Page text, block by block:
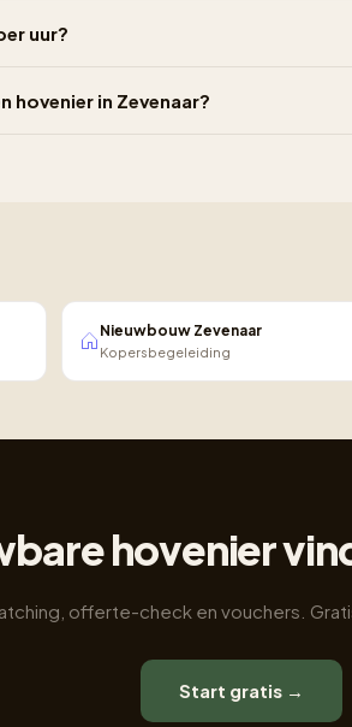
uur?
hovenier in Zevenaar?
Nieuwbouw Zevenaar
Kopersbegeleiding
hovenier
offerte-check en vouchers.
Start gratis →